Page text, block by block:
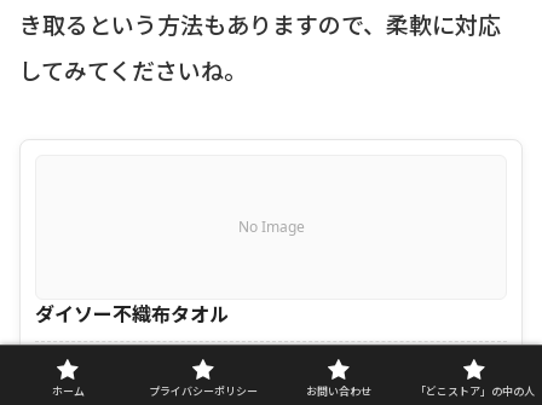
き取るという方法もありますので、柔軟に対応
してみてくださいね。
No Image
ダイソー不織布タオル
ダイソー不織布タオル は以下のサイトで見れ
ホーム プライバシーポリシー お問い合わせ 「どこストア」の中の人